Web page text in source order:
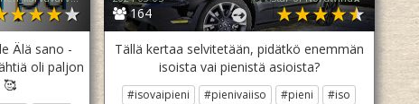
Älä sano -
oli paljon
🥰
164
Tällä kertaa selvitetään, pidätkö enemmän
isoista vai pienistä asioista?
#isovaipieni #pienivaiiso #pieni
#iso